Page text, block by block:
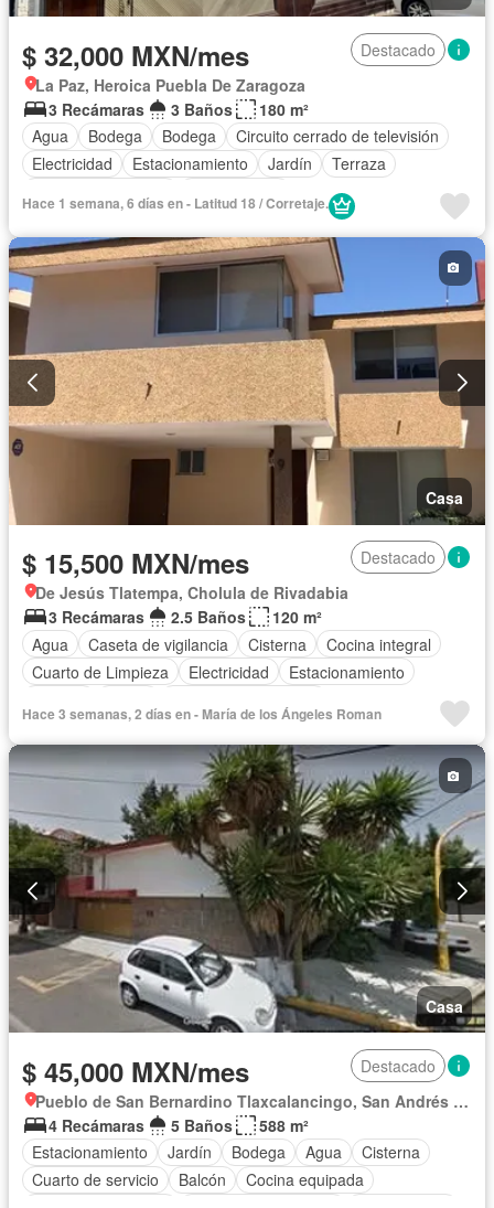
$ 32,000 MXN/mes
Destacado
La Paz, Heroica Puebla De Zaragoza
3 Recámaras
3 Baños
180 m²
Agua
Bodega Bodega
Circuito cerrado de televisión
Electricidad
Estacionamiento Jardín
Terraza
Hace 1 semana, 6 días en - Latitud 18 / Corretaje.
Casa
$ 15,500 MXN/mes
Destacado
De Jesús Tlatempa, Cholula de Rivadabia
3 Recámaras
2.5 Baños
120 m²
Agua
Caseta de vigilancia Cisterna
Cocina integral
Cuarto de Limpieza
Electricidad
Estacionamiento
Televisión por cable
Wifi
Permite mascotas
Permite niños
Sin amueblar
Hace 3 semanas, 2 días en - María de los Ángeles Roman
Casa
$ 45,000 MXN/mes
Destacado
Pueblo de San Bernardino Tlaxcalancingo, San Andrés Cholula
4 Recámaras
5 Baños
588 m²
Estacionamiento
Jardín Bodega Agua
Cisterna
Cuarto de servicio
Balcón
Cocina equipada